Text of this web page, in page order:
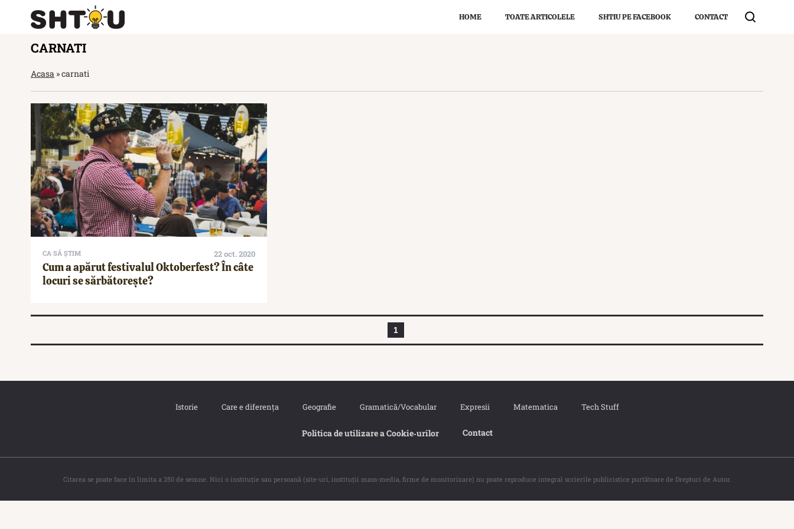
HOME TOATE ARTICOLELE SHTIU PE FACEBOOK CONTACT
CARNATI
Acasa »carnati
CA SĂ ȘTIM 22 oct. 2020
Cum a apărut festivalul Oktoberfest? În câte
locuri se sărbătorește?
1
Istorie Care e diferența Geografie Gramatică/Vocabular Expresii Matematica Tech Stuff
Politica de utilizare a Cookie‐urilor Contact
Citarea se poate face în limita a 250 de semne. Nici o instituţie sau persoană (site-uri, instituţii mass-media, firme de monitorizare) nu poate reproduce integral scrierile publicistice purtătoare de Drepturi de Autor.